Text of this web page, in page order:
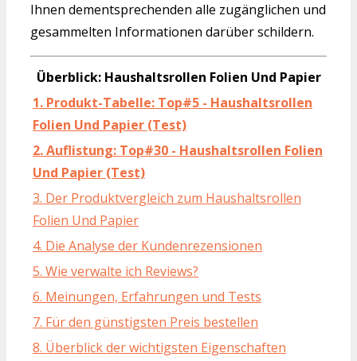
Ihnen dementsprechenden alle zugänglichen und
gesammelten Informationen darüber schildern.
Überblick: Haushaltsrollen Folien Und Papier
1. Produkt-Tabelle: Top#5 - Haushaltsrollen
Folien Und Papier (Test)
2. Auflistung: Top#30 - Haushaltsrollen Folien
Und Papier (Test)
3. Der Produktvergleich zum Haushaltsrollen
Folien Und Papier
4. Die Analyse der Kundenrezensionen
5. Wie verwalte ich Reviews?
6. Meinungen, Erfahrungen und Tests
7. Für den günstigsten Preis bestellen
8. Überblick der wichtigsten Eigenschaften